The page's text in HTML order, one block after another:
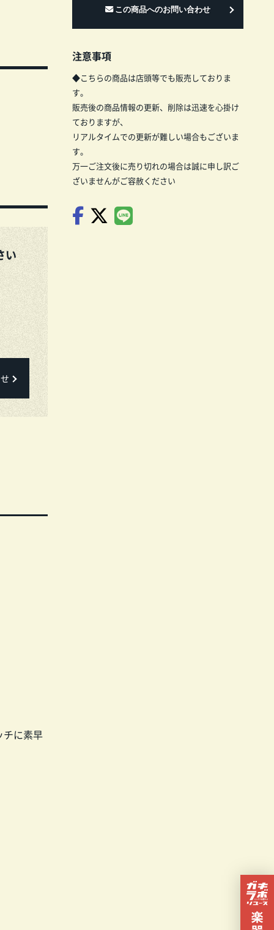
い
に素早
注意事項
◆こちらの商品は店頭等でも販売しておりま
す。
販売後の商品情報の更新、削除は迅速を心掛け
ておりますが、
リアルタイムでの更新が難しい場合もございま
す。
万一ご注文後に売り切れの場合は誠に申し訳ご
ざいませんがご容赦ください